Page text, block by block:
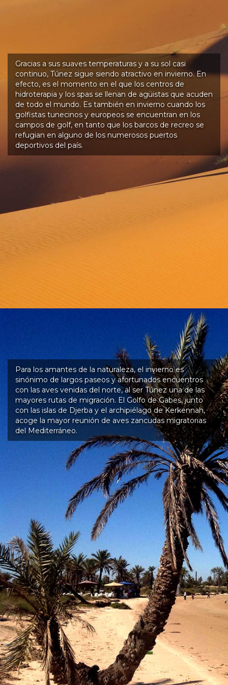
Gracias a sus suaves temperaturas y a su sol casi
continuo, Túnez sigue siendo atractivo en invierno. En
efecto, es el momento en el que los centros de
hidroterapia y los spas se llenan de agüistas que acuden
de todo el mundo. Es también en invierno cuando los
golfistas tunecinos y europeos se encuentran en los
campos de golf, en tanto que los barcos de recreo se
refugian en alguno de los numerosos puertos
deportivos del país.
Para los amantes de la naturaleza, el invierno es
sinónimo de largos paseos y afortunados encuentros
con las aves venidas del norte, al ser Túnez una de las
mayores rutas de migración. El Golfo de Gabes, junto
con las islas de Djerba y el archipiélago de Kerkennah,
acoge la mayor reunión de aves zancudas migratorias
del Mediterráneo.